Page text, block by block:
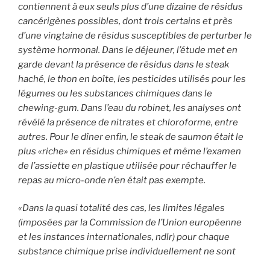
contiennent à eux seuls plus d’une dizaine de résidus
cancérigènes possibles, dont trois certains et près
d’une vingtaine de résidus susceptibles de perturber le
système hormonal. Dans le déjeuner, l’étude met en
garde devant la présence de résidus dans le steak
haché, le thon en boîte, les pesticides utilisés pour les
légumes ou les substances chimiques dans le
chewing-gum. Dans l’eau du robinet, les analyses ont
révélé la présence de nitrates et chloroforme, entre
autres. Pour le dîner enfin, le steak de saumon était le
plus «riche» en résidus chimiques et même l’examen
de l’assiette en plastique utilisée pour réchauffer le
repas au micro-onde n’en était pas exempte.
«Dans la quasi totalité des cas, les limites légales
(imposées par la Commission de l’Union européenne
et les instances internationales, ndlr) pour chaque
substance chimique prise individuellement ne sont